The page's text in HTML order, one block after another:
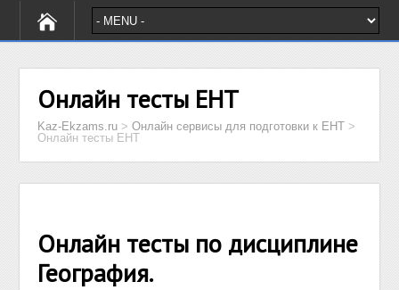
Онлайн тесты ЕНТ
Kaz-Ekzams.ru >Онлайн сервисы для подготовки к ЕНТ >
Онлайн тесты ЕНТ
Онлайн тесты по дисциплине
География.